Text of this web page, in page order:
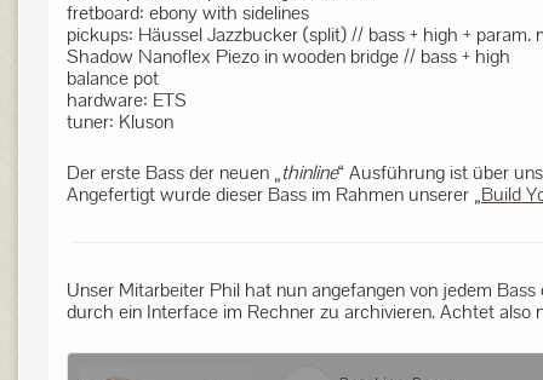
fretboard: ebony with sidelines
pickups: Häussel Jazzbucker (split) // bass + high + param.
Shadow Nanoflex Piezo in wooden bridge // bass + high
balance pot
hardware: ETS
tuner: Kluson
Der erste Bass der neuen „thinline“ Ausführung ist über
Angefertigt wurde dieser Bass im Rahmen unserer „Build
Unser Mitarbeiter Phil hat nun angefangen von jedem
durch ein Interface im Rechner zu archivieren. Achtet